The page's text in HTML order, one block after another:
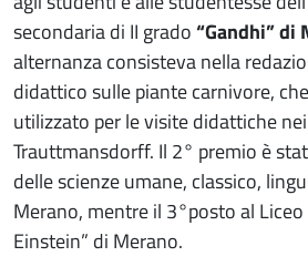
secondaria di II grado“Gandhi” di
alternanza consisteva nella
didattico sulle piante carnivore,
utilizzato per le visite didattiche
Trauttmansdorff. Il 2° premio è
delle scienze umane, classico,
Merano, mentre il 3°posto al
Einstein” di Merano.